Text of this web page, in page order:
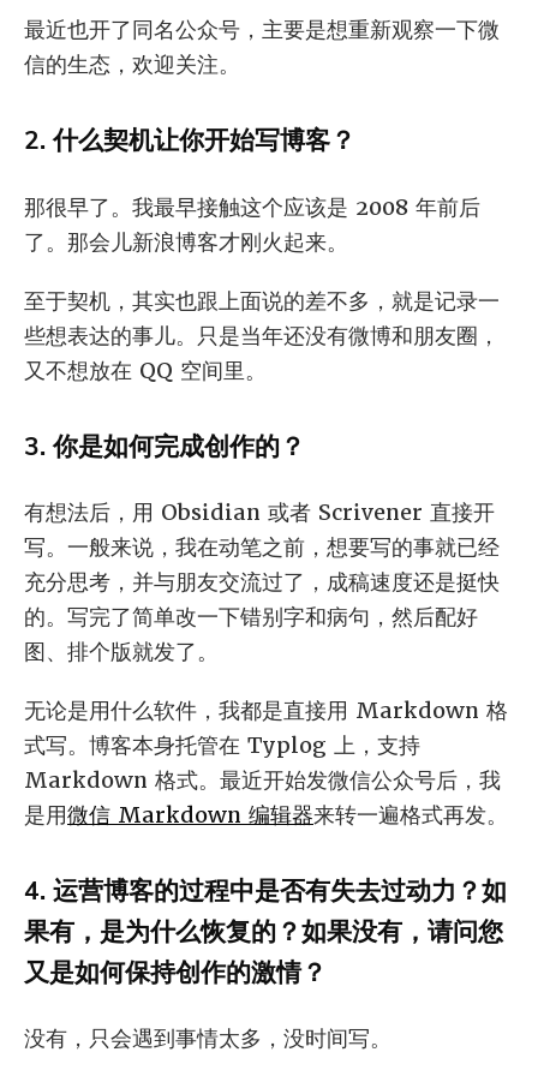
最近也开了同名公众号，主要是想重新观察一下微
信的生态，欢迎关注。
2. 什么契机让你开始写博客？
那很早了。我最早接触这个应该是 2008 年前后
了。那会儿新浪博客才刚火起来。
至于契机，其实也跟上面说的差不多，就是记录一
些想表达的事儿。只是当年还没有微博和朋友圈，
又不想放在 QQ 空间里。
3. 你是如何完成创作的？
有想法后，用 Obsidian 或者 Scrivener 直接开
写。一般来说，我在动笔之前，想要写的事就已经
充分思考，并与朋友交流过了，成稿速度还是挺快
的。写完了简单改一下错别字和病句，然后配好
图、排个版就发了。
无论是用什么软件，我都是直接用 Markdown 格
式写。博客本身托管在 Typlog 上，支持
Markdown 格式。最近开始发微信公众号后，我
是用微信 Markdown 编辑器来转一遍格式再发。
4. 运营博客的过程中是否有失去过动力？如
果有，是为什么恢复的？如果没有，请问您
又是如何保持创作的激情？
没有，只会遇到事情太多，没时间写。